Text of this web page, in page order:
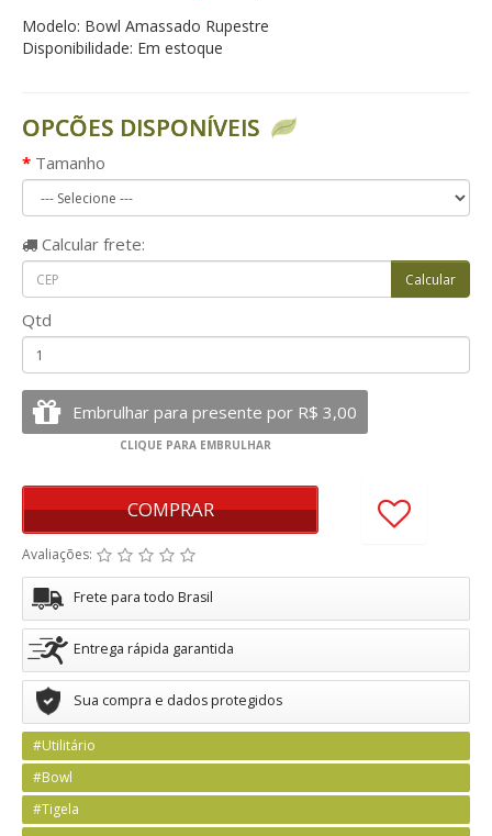
Modelo: Bowl Amassado Rupestre
Disponibilidade: Em estoque
OPCÕES DISPONÍVEIS
Tamanho
Calcular frete:
Qtd
COMPRAR
Avaliações:
Frete para todo Brasil
Entrega rápida garantida
Sua compra e dados protegidos
#Utilitário
#Bowl
#Tigela